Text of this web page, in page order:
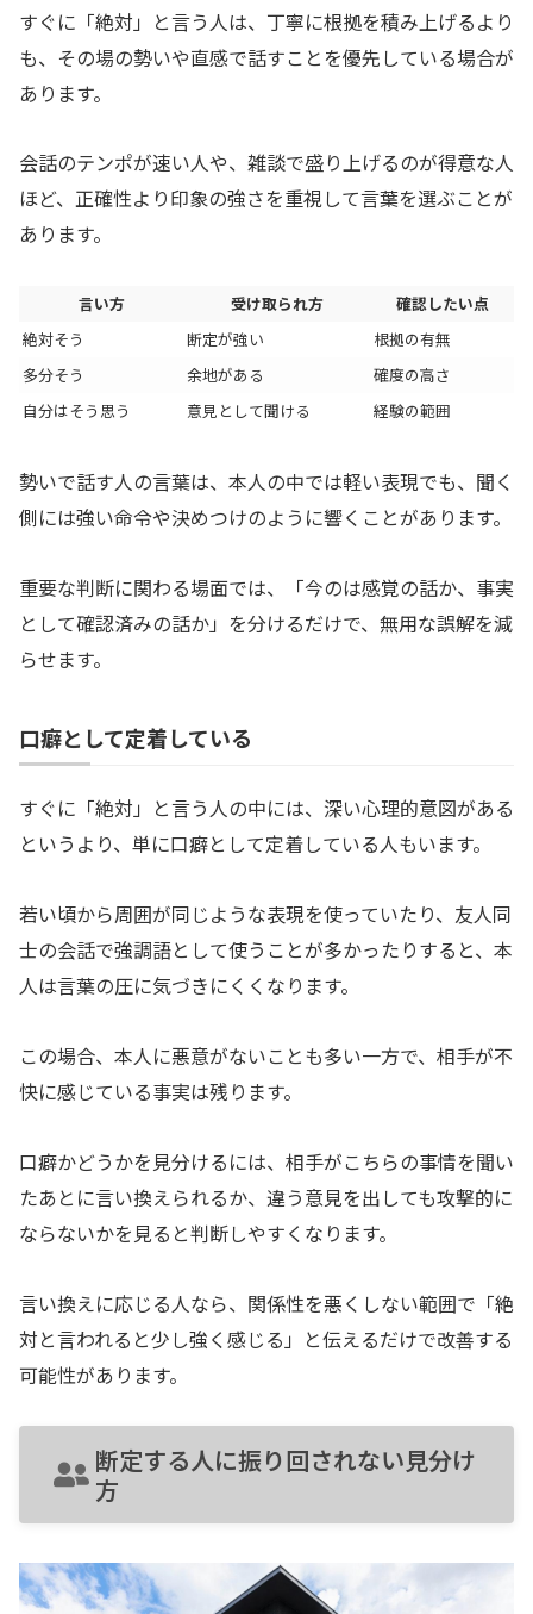
すぐに「絶対」と言う人は、丁寧に根拠を積み上げるより
も、その場の勢いや直感で話すことを優先している場合が
あります。
会話のテンポが速い人や、雑談で盛り上げるのが得意な人
ほど、正確性より印象の強さを重視して言葉を選ぶことが
あります。
言い方 受け取られ方
確認したい点
絶対そう
断定が強い
根拠の有無
多分そう
余地がある
確度の高さ
自分はそう思う
意見として聞ける 経験の範囲
勢いで話す人の言葉は、本人の中では軽い表現でも、聞く
側には強い命令や決めつけのように響くことがあります。
重要な判断に関わる場面では、「今のは感覚の話か、事実
として確認済みの話か」を分けるだけで、無用な誤解を減
らせます。
口癖として定着している
すぐに「絶対」と言う人の中には、深い心理的意図がある
というより、単に口癖として定着している人もいます。
若い頃から周囲が同じような表現を使っていたり、友人同
士の会話で強調語として使うことが多かったりすると、本
人は言葉の圧に気づきにくくなります。
この場合、本人に悪意がないことも多い一方で、相手が不
快に感じている事実は残ります。
口癖かどうかを見分けるには、相手がこちらの事情を聞い
たあとに言い換えられるか、違う意見を出しても攻撃的に
ならないかを見ると判断しやすくなります。
言い換えに応じる人なら、関係性を悪くしない範囲で「絶
対と言われると少し強く感じる」と伝えるだけで改善する
可能性があります。
断定する人に振り回されない見分け
方